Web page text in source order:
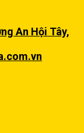
An Hội Tây,